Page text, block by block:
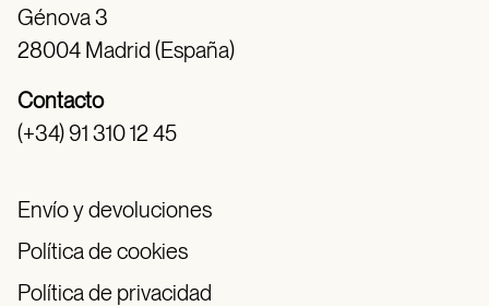
Génova 3
28004 Madrid (España)
Contacto
(+34) 91 310 12 45
Envío y devoluciones
Política de cookies
Política de privacidad